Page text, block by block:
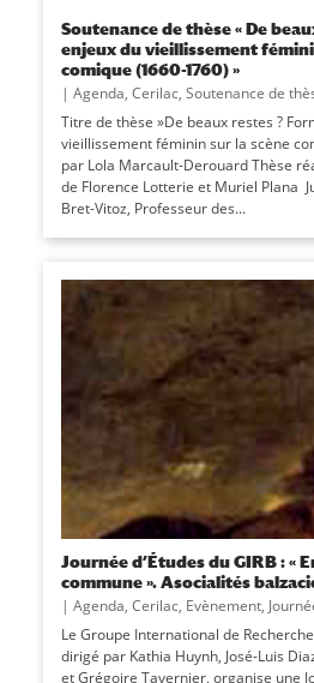
Soutenance de thèse « De
enjeux du vieillissement
comique (1660-1760) »
| Agenda, Cerilac, Soutenance de
Titre de thèse »De beaux restes ?
vieillissement féminin sur la scène
par Lola Marcault-Derouard Thèse
de Florence Lotterie et Muriel Plana
Bret-Vitoz, Professeur des...
Journée d’Études du GIRB : «
commune ». Asocialités
| Agenda, Cerilac, Evènement,
Le Groupe International de
dirigé par Kathia Huynh, José-Luis
et Grégoire Tavernier, organise une